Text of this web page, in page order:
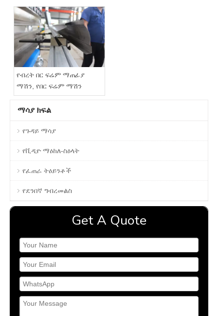
የብረት በር ፍሬም ማጠፊያ
ማሽን, የበር ፍሬም ማሽን
ማሳያ ክፍል
የጉዳይ ማሳያ
የቪዲዮ ማዕከለ-ስዕላት
የፈጠራ ትዕይንቶች
የደንበኛ ግብረመልስ
Get A Quote